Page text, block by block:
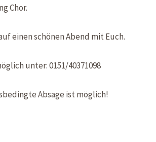
Chor.
einen schönen Abend mit Euch.
unter: 0151/40371098
Absage ist möglich!